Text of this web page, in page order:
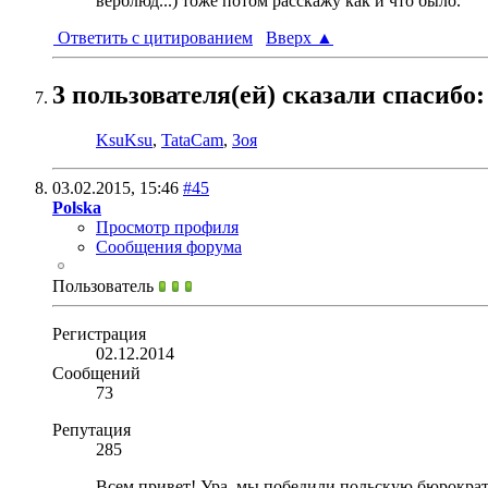
Ответить с цитированием
Вверх ▲
3 пользователя(ей) сказали cпасибо:
KsuKsu, TataCam, Зоя
03.02.2015, 15:46 #45
Polska
Просмотр профиля
Сообщения форума
Пользователь
Регистрация
02.12.2014
Сообщений
73
Репутация
285